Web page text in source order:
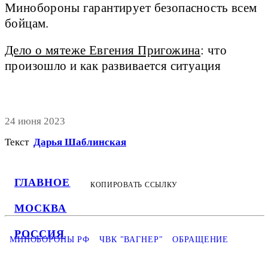
ГЛАВНОЕ
МОСКВА
РОССИЯ
Минобороны гарантирует безопасность всем
бойцам.
Дело о мятеже Евгения Пригожина: что
произошло и как развивается ситуация
24 июня 2023
Текст Дарья Шаблинская
КОПИРОВАТЬ ССЫЛКУ
МИНОБОРОНЫ РФ ЧВК "ВАГНЕР" ОБРАЩЕНИЕ